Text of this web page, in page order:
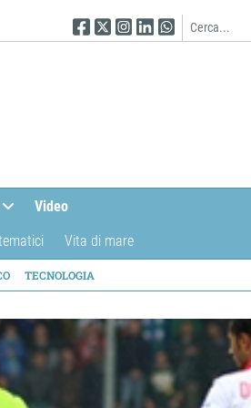
Seguici su Facebook
Seguici su Twitter
Seguici su
Seguici su
Seguici su
Video
Vita di mare
TECNOLOGIA